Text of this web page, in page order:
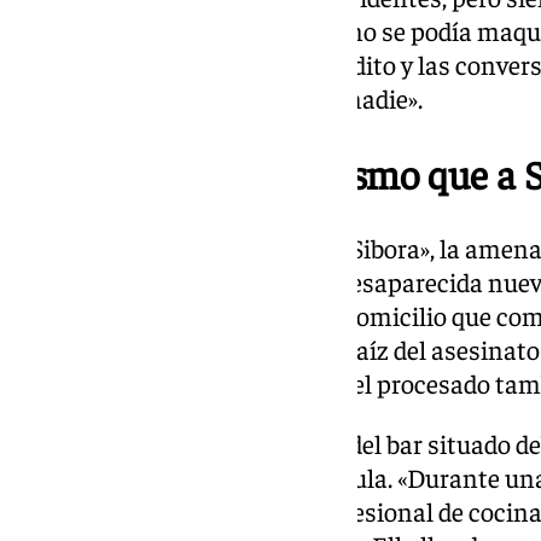
que era muy torpe»; y en la que no se podía
le controlaba las tarjetas de crédito y las
de que le decía: «sin mí no eres nadie».
«Te voy a hacer lo mismo que a
«Te voy a hacer lo mismo que a Sibora», la
concreto a su pareja anterior, desaparecida
descubierto emparedado en el domicilio que
Torremolinos. Precisamente a raíz del
recuerda que por estos hechos, el procesado
El 17 de mayo, los trabajadores del bar situado
escuchar gritos de auxilio de Paula. «Durante
cuchilladas con el cuchillo profesional de